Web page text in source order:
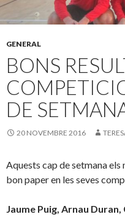
GENERAL
BONS
DE
20 NOVEMBRE 2016
Aquests cap de setmana
bon paper en les seves
Jaume Puig, Arnau